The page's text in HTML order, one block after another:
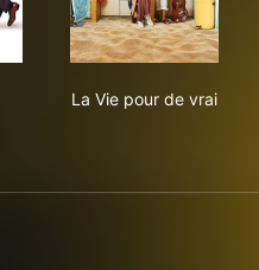
La Vie pour de vrai